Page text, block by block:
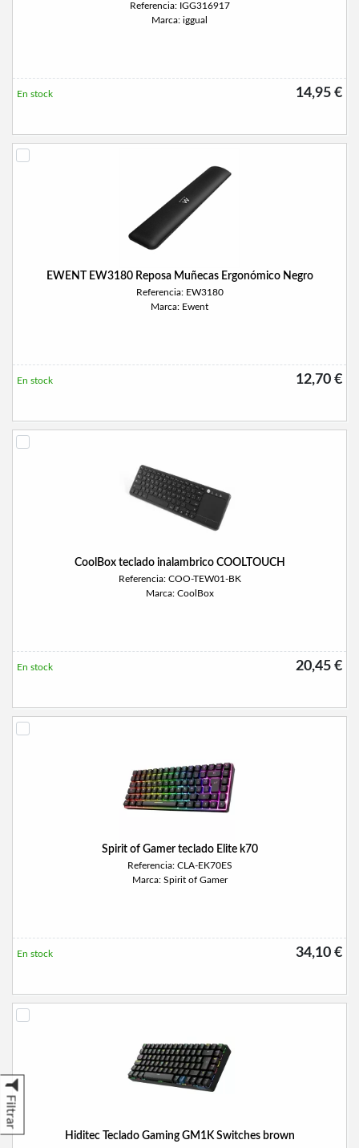
Filtrar
Referencia: IGG316917
Marca: iggual
14,95 €
En stock
EWENT EW3180 Reposa Muñecas Ergonómico Negro
Referencia: EW3180
Marca: Ewent
12,70 €
En stock
CoolBox teclado inalambrico COOLTOUCH
Referencia: COO-TEW01-BK
Marca: CoolBox
20,45 €
En stock
Spirit of Gamer teclado Elite k70
Referencia: CLA-EK70ES
Marca: Spirit of Gamer
34,10 €
En stock
Hiditec Teclado Gaming GM1K Switches brown